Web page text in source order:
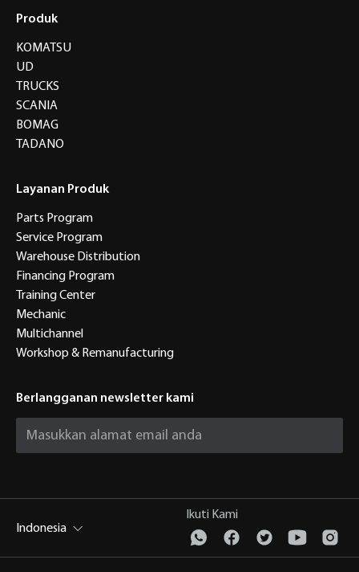
Produk
KOMATSU
UD
TRUCKS
SCANIA
BOMAG
TADANO
Layanan Produk
Parts Program
Service Program
Warehouse Distribution
Financing Program
Training Center
Mechanic
Multichannel
Workshop & Remanufacturing
Berlangganan newsletter kami
Indonesia
Ikuti Kami